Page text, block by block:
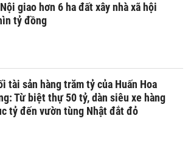
giao hơn 6 ha đất xây nhà xã hội
tỷ đồng
tài sản hàng trăm tỷ của Huấn Hoa
Từ biệt thự 50 tỷ, dàn siêu xe hàng
tỷ đến vườn tùng Nhật đắt đỏ